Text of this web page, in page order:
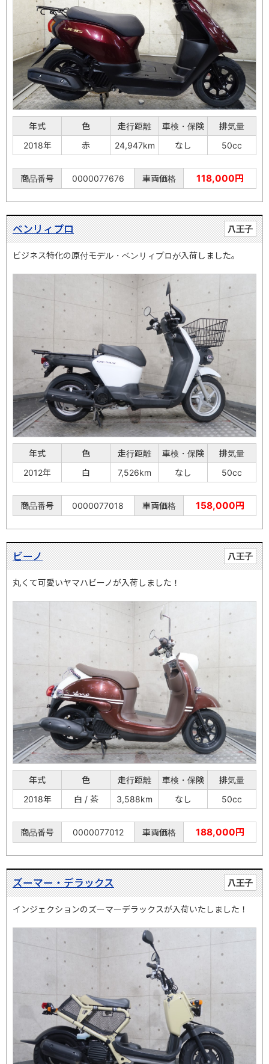
年式 色 走行距離 車検・保険
排気量
2018年
赤 24,947km なし 50cc
商品番号 0000077676 車両価格 118,000円
八王子
ベンリィプロ
ビジネス特化の原付モデル・ベンリィプロが入荷しました。
年式 色 走行距離 車検・保険
排気量
2012年
白 7,526km なし 50cc
商品番号 0000077018 車両価格 158,000円
八王子
ビーノ
丸くて可愛いヤマハビーノが入荷しました！
年式 色 走行距離 車検・保険
排気量
2018年
白 / 茶 3,588km なし 50cc
商品番号 0000077012 車両価格 188,000円
八王子
ズーマー・デラックス
インジェクションのズーマーデラックスが入荷いたしました！